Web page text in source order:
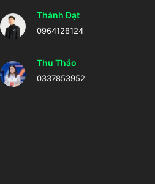
Thành Đạt
0964128124
Thu Thảo
0337853952